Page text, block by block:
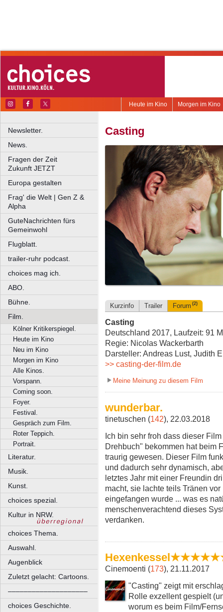
Morgen im Kino
Heute im Kino
Newsletter.
News.
Fragen der Zeit
Zukunft JETZT
Europa gestalten
Frag' die Welt | Gen Z &
Alpha
GuteNachrichten fürs
Gemeinwohl
Flugblatt.
trailer-ruhr podcast.
choices mag ich.
ABO.
Bühne.
Film.
Kölner Kritikerspiegel.
Heute im Kino
Neu im Kino
Morgen im Kino
Alle Kinos.
Vorspann.
Coming soon.
Foyer.
Festival.
Gespräch zum Film.
Roter Teppich.
Portrait.
Literatur.
Musik.
Kunst.
choices spezial.
Kultur in NRW.
choices Thema.
Auswahl.
Augenblick
Zuletzt gelacht: Cartoons.
––––––––––––––––––––
choices Geschichte.
Casting
Kurzinfo Trailer Forum (2)
Casting
Deutschland 2017, Laufzeit: 91
Regie: Nicolas Wackerbarth
Darsteller: Andreas Lust, Judith
>> casting-der-film.de
Meine Meinung zu diesem Film
wunderbar.
tinetuschen (142), 22.03.2018
Ich bin sehr froh dass dieser
Drehbuch" bekommen hat beim
traurig gewesen. Dieser Film
und dadurch sehr dynamisch,
letztes Jahr mit einer Freundin
macht, sie lachte teils Tränen
eingefangen wurde ... was es
menschenverachtend dieses
verdanken.
Cinemoenti (173), 21.11.2017
"Casting" zeigt mit
Rolle exzellent gespielt
worum es beim Film/